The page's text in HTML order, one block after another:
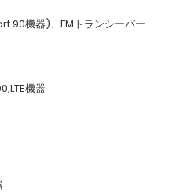
機器)、FMトランシーバー
機器